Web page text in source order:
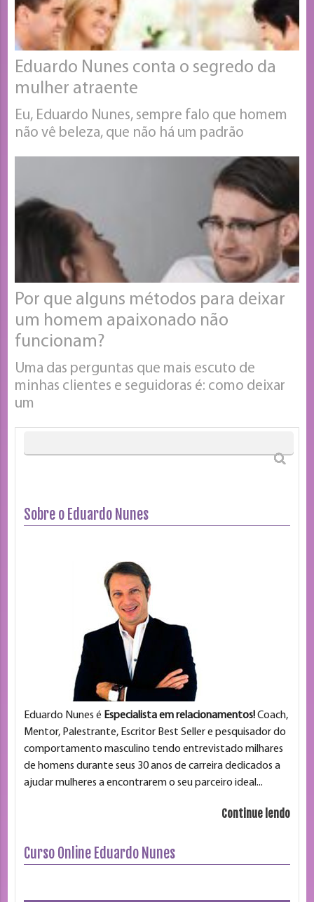
Eduardo Nunes conta o segredo da
mulher atraente
Eu, Eduardo Nunes, sempre falo que homem
não vê beleza, que não há um padrão
Por que alguns métodos para deixar
um homem apaixonado não
funcionam?
Uma das perguntas que mais escuto de
minhas clientes e seguidoras é: como deixar
um
Sobre o Eduardo Nunes
Eduardo Nunes é Especialista em relacionamentos!Coach,
Mentor, Palestrante, Escritor Best Seller e pesquisador do
comportamento masculino tendo entrevistado milhares
de homens durante seus 30 anos de carreira dedicados a
ajudar mulheres a encontrarem o seu parceiro ideal...
Continue lendo
Curso Online Eduardo Nunes